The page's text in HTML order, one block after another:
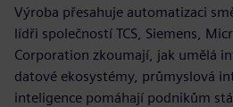
Výroba přesahuje automatizaci
lídři společností TCS, Siemens,
Corporation zkoumají, jak umělá
datové ekosystémy, průmyslová
inteligence pomáhají podnikům